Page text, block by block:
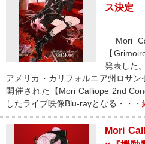
ス決定
Mori
【
発表した
アメリカ・カリフォルニア州ロサ
開催された【Mori Calliope 2nd
したライブ映像Blu-rayとなる・・・
Mori